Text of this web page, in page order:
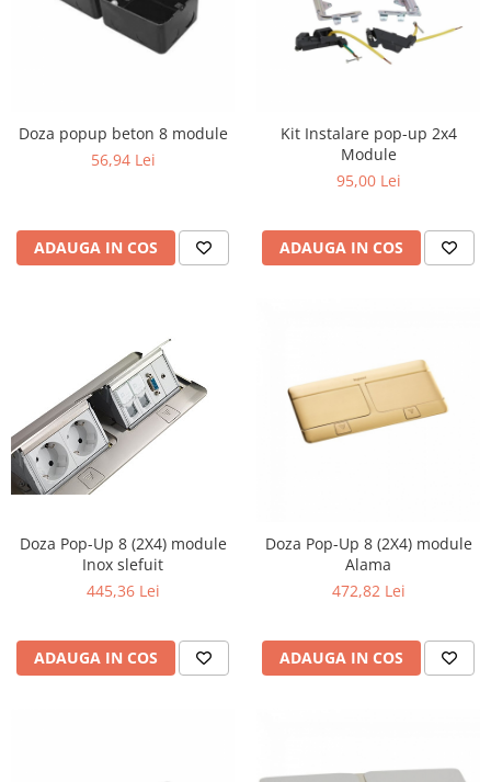
Doza popup beton 8 module
56,94 Lei
ADAUGA IN COS
Kit Instalare pop-up 2x4
Module
95,00 Lei
ADAUGA IN COS
Doza Pop-Up 8 (2X4) module
Inox slefuit
445,36 Lei
ADAUGA IN COS
Doza Pop-Up 8 (2X4) module
Alama
472,82 Lei
ADAUGA IN COS